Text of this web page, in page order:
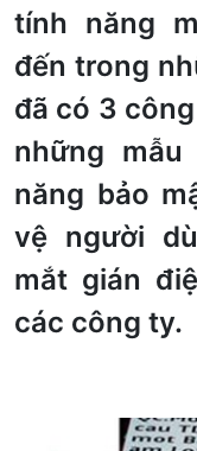
tính năng
đến trong
đã có 3
những mẫu
năng bảo
vệ người
mắt gián
các công ty.